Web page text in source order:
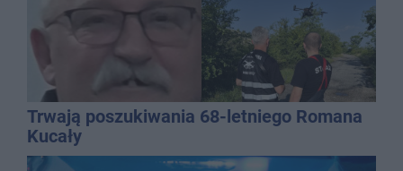
Trwają poszukiwania 68-letniego Romana
Kucały